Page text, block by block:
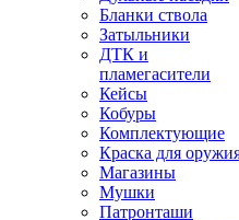
Бланки ствола
Затыльники
ДТК и
пламегасители
Кейсы
Кобуры
Комплектующие
Краска для
Магазины
Мушки
Патронташи